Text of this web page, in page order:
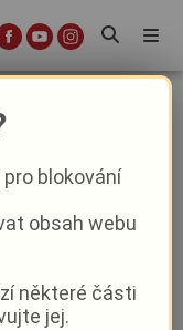
funguje v mobilu.
na
v Česku: Na
samice rysa
blokování
obsah webu
některé části
jej.